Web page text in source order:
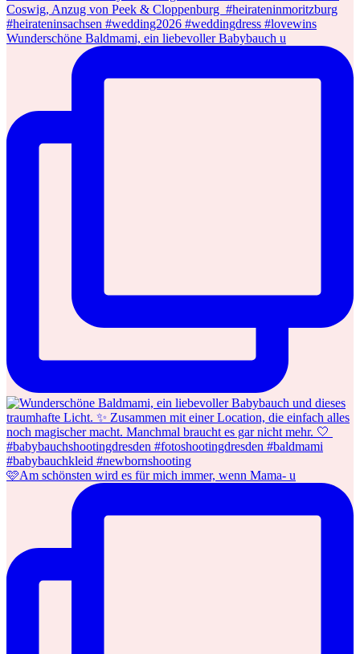
Wunderschöne Baldmami, ein liebevoller Babybauch u
🩷Am schönsten wird es für mich immer, wenn Mama- u